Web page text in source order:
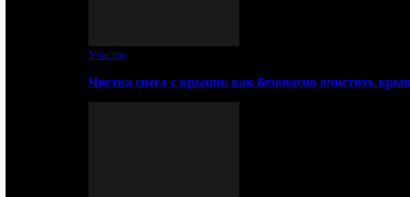
Участок
Чистка снега с крыши: как безопасно очистить